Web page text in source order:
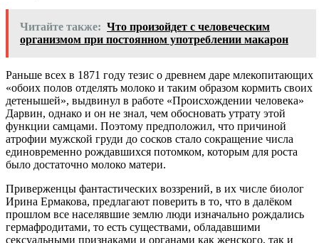
Читайте также: Что произойдет с человеческим
организмом при постоянном употреблении макарон
Раньше всех в 1871 году тезис о древнем даре млекопитающих
«обоих полов отделять молоко и таким образом кормить своих
детенышей», выдвинул в работе «Происхождении человека»
Дарвин, однако и он не знал, чем обосновать утрату этой
функции самцами. Поэтому предположил, что причиной
атрофии мужской груди до сосков стало сокращение числа
единовременно рождавшихся потомком, которым для роста
было достаточно молоко матери.
Приверженцы фантастических воззрений, в их числе биолог
Ирина Ермакова, предлагают поверить в то, что в далёком
прошлом все населявшие землю люди изначально рождались
гермафродитами, то есть существами, обладавшими
сексуальными признаками и органами как женского, так и